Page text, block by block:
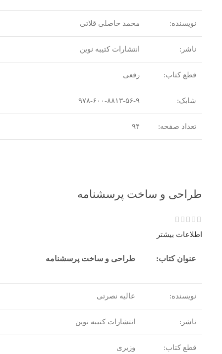
نویسنده: محمد حاصلی قلاتی
ناشر: انتشارات کتیبه نوین
قطع کتاب: رقعی
شابک: ۹۷۸-۶۰۰-۸۸۱۳-۵۶-۹
تعداد صفحه: ۹۴
طراحی و ساخت پرسشنامه
اطلاعات بیشتر
عنوان کتاب: طراحی و ساخت پرسشنامه
نویسنده: عالیه نصرتی
ناشر: انتشارات کتیبه نوین
قطع کتاب: وزیری